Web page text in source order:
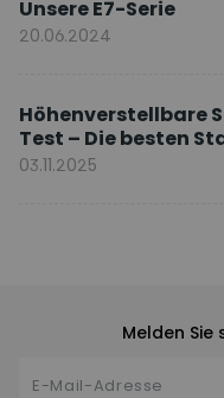
Unsere E7-Serie
20.06.2024
Höhenverstellbare
Test – Die besten
Vergleich
03.11.2025
Melden